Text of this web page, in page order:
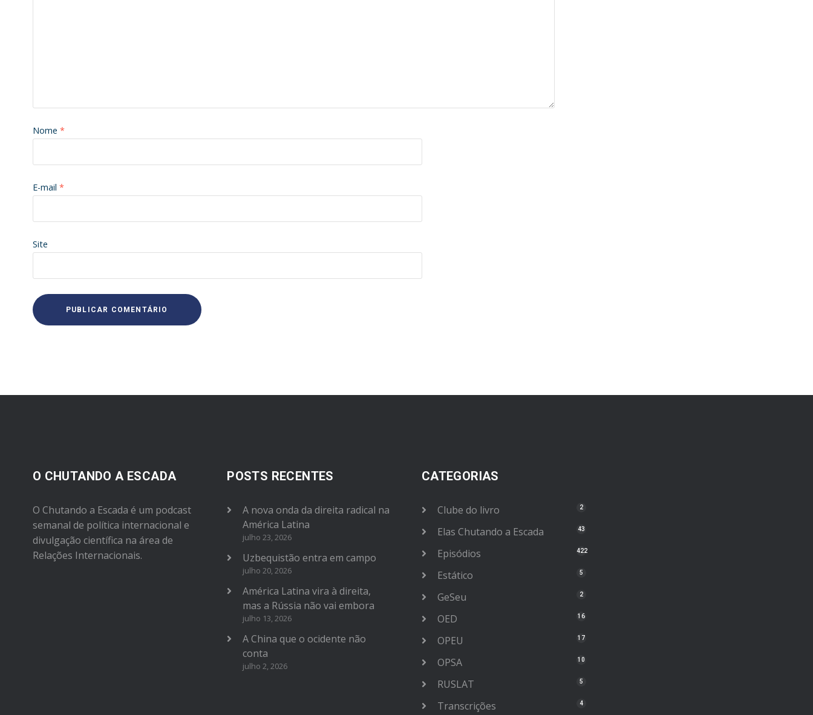
Nome *
E-mail *
Site
O CHUTANDO A ESCADA
O Chutando a Escada é um podcast
semanal de política internacional e
divulgação científica na área de
Relações Internacionais.
POSTS RECENTES
A nova onda da direita radical na
América Latina
julho 23, 2026
Uzbequistão entra em campo
julho 20, 2026
América Latina vira à direita,
mas a Rússia não vai embora
julho 13, 2026
A China que o ocidente não
conta
julho 2, 2026
CATEGORIAS
Clube do livro 2
Elas Chutando a Escada 43
Episódios 422
Estático 5
GeSeu 2
OED 16
OPEU 17
OPSA 10
RUSLAT 5
Transcrições 4